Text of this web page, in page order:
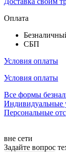
Оплата
СБП
Условия оплаты
Условия оплаты
Все формы
Индивидуальные
Персональные
вне сети
Задайте вопрос